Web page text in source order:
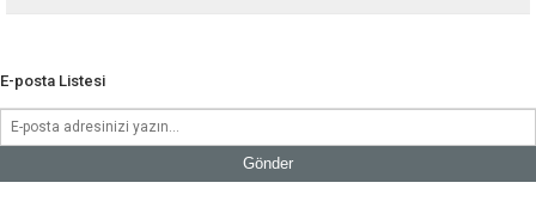
E-posta Listesi
Gönder